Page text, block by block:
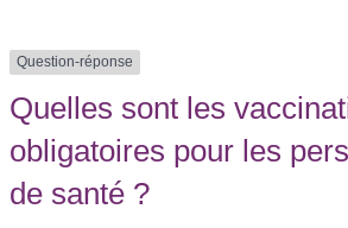
Question-réponse
Quelles sont les
obligatoires pour les
de santé ?